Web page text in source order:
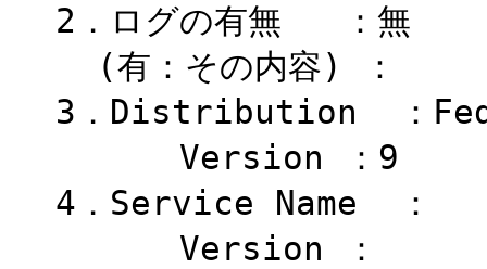
2．ログの有無 ：無
(有：その内容) ：
3．Distribution ：
Version ：9
4．Service Name ：
Version ：